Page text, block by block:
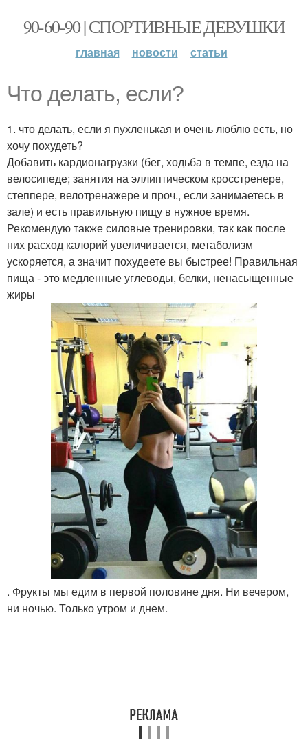
90-60-90 | СПОРТИВНЫЕ ДЕВУШКИ
главная новости статьи
Что делать, если?
1. что делать, если я пухленькая и очень люблю есть, но
хочу похудеть?
Добавить кардионагрузки (бег, ходьба в темпе, езда на
велосипеде; занятия на эллиптическом кросстренере,
степпере, велотренажере и проч., если занимаетесь в
зале) и есть правильную пищу в нужное время.
Рекомендую также силовые тренировки, так как после
них расход калорий увеличивается, метаболизм
ускоряется, а значит похудеете вы быстрее! Правильная
пища - это медленные углеводы, белки, ненасыщенные
жиры
. Фрукты мы едим в первой половине дня. Ни вечером,
ни ночью. Только утром и днем.